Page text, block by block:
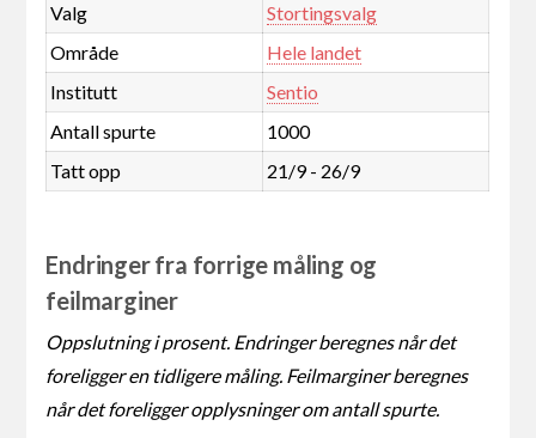
Valg
Stortingsvalg
Område
Hele landet
Institutt
Sentio
Antall spurte
1000
Tatt opp
21/9 - 26/9
Endringer fra forrige måling og
feilmarginer
Oppslutning i prosent. Endringer beregnes når det
foreligger en tidligere måling. Feilmarginer beregnes
når det foreligger opplysninger om antall spurte.